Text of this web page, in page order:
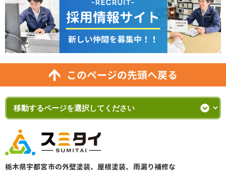
このページの先頭へ戻る
栃木県宇都宮市の外壁塗装、屋根塗装、雨漏り補修な